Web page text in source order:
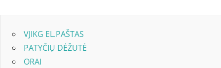
VJIKG EL.PAŠTAS
PATYČIŲ DĖŽUTĖ
ORAI